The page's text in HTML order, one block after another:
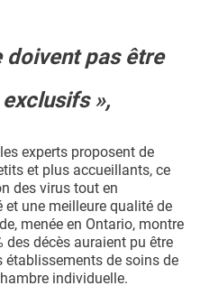
doivent pas être
»,
experts proposent de
et plus accueillants, ce
des virus tout en
une meilleure qualité de
menée en Ontario, montre
des décès auraient pu être
établissements de soins de
individuelle.